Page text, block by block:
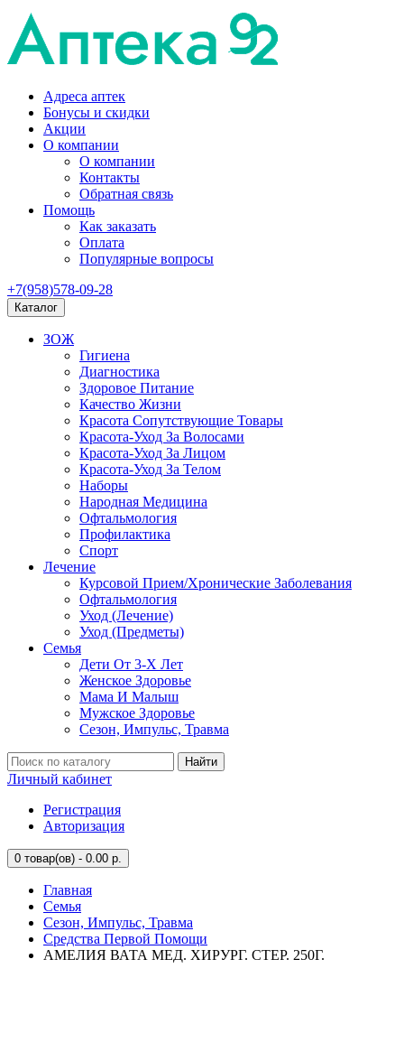
Адреса аптек
Бонусы и скидки
Акции
О компании
О компании
Контакты
Обратная связь
Помощь
Как заказать
Оплата
Популярные вопросы
+7(958)578-09-28
Каталог
ЗОЖ
Гигиена
Диагностика
Здоровое Питание
Качество Жизни
Красота Сопутствующие Товары
Красота-Уход За Волосами
Красота-Уход За Лицом
Красота-Уход За Телом
Наборы
Народная Медицина
Офтальмология
Профилактика
Спорт
Лечение
Курсовой Прием/Хронические Заболевания
Офтальмология
Уход (Лечение)
Уход (Предметы)
Семья
Дети От 3-Х Лет
Женское Здоровье
Мама И Малыш
Мужское Здоровье
Сезон, Импульс, Травма
Найти
Личный кабинет
Регистрация
Авторизация
0 товар(ов) - 0.00 р.
Главная
Семья
Сезон, Импульс, Травма
Средства Первой Помощи
АМЕЛИЯ ВАТА МЕД. ХИРУРГ. СТЕР. 250Г.